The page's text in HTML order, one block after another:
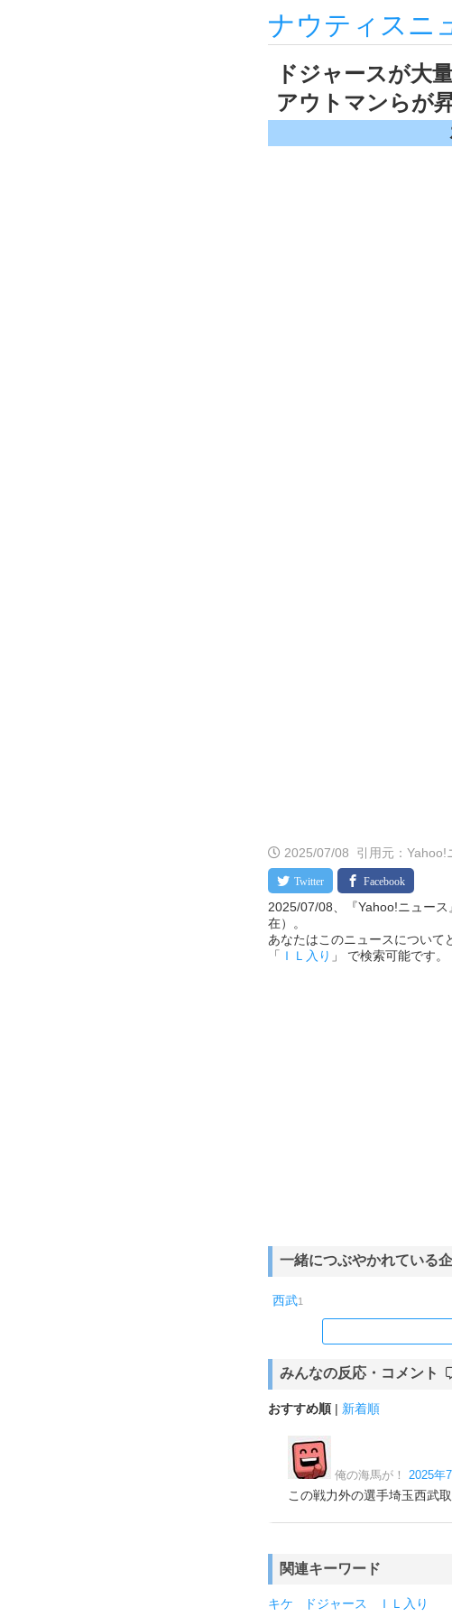
ナウティスニ
ドジャースが大
アウトマンらが
2025/07/08 引用元：Yahoo!
2025/07/08、『Yahoo!ニュー
在）。
あなたはこのニュースについて
「 ＩＬ入り 」 で検索可能です。
一緒につぶやかれている
西武1
みんなの反応・コメント
おすすめ順 | 新着順
俺の海馬が！ 2025年
この戦力外の選手埼玉西武
関連キーワード
キケ ドジャース ＩＬ入り